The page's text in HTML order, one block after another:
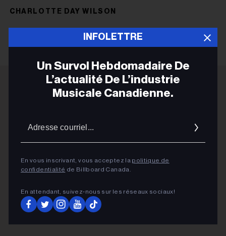
CHARLOTTE DAY WILSON
ADVERTISEMENT
INFOLETTRE
Un Survol Hebdomadaire De
L’actualité De L’industrie
Musicale Canadienne.
En vous inscrivant, vous acceptez la politique de
confidentialité de Billboard Canada.
En attendant, suivez‑nous sur les réseaux sociaux!